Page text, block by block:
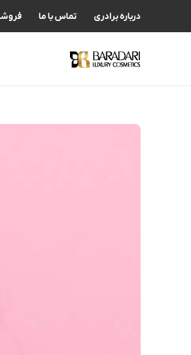
درباره برادری تماس با ما